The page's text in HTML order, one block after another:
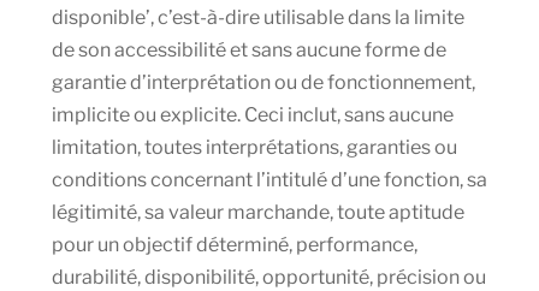
disponible’, c’est-à-dire utilisable dans la limite
de son accessibilité et sans aucune forme de
garantie d’interprétation ou de fonctionnement,
implicite ou explicite. Ceci inclut, sans aucune
limitation, toutes interprétations, garanties ou
conditions concernant l’intitulé d’une fonction, sa
légitimité, sa valeur marchande, toute aptitude
pour un objectif déterminé, performance,
durabilité, disponibilité, opportunité, précision ou